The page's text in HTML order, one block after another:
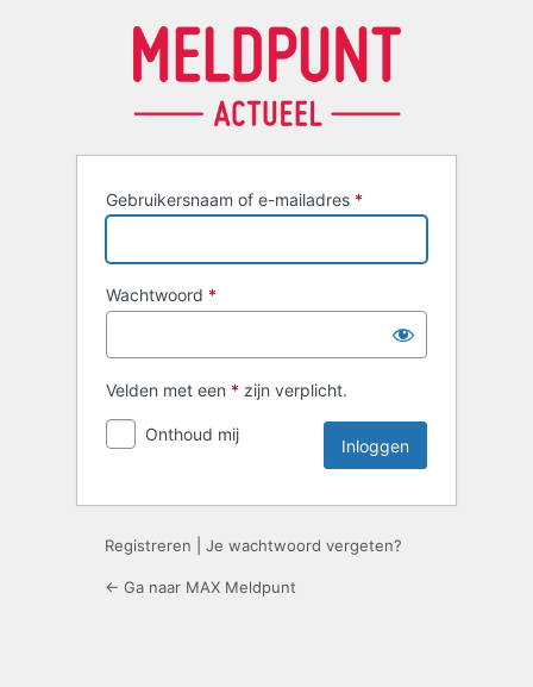
Gebruikersnaam of e-mailadres *
Wachtwoord *
Velden met een * zijn verplicht.
Onthoud mij
Registreren Je wachtwoord vergeten?
← Ga naar MAX Meldpunt